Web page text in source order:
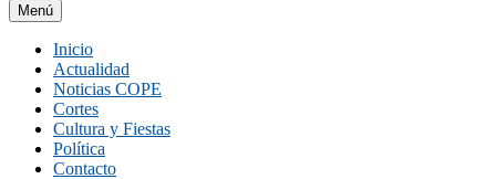
Menú
Inicio
Actualidad
Noticias COPE
Cortes
Cultura y Fiestas
Política
Contacto